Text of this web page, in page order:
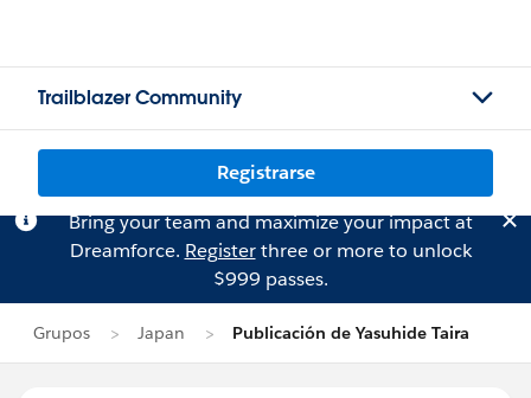
Trailblazer Community
Registrarse
Bring your team and maximize your impact at
Dreamforce. Registerthree or more to unlock
$999 passes.
Grupos Japan Publicación de Yasuhide Taira